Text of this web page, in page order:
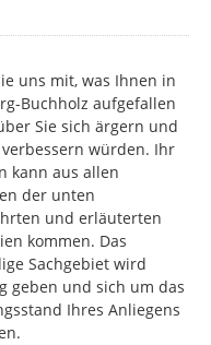
uns mit, was Ihnen in
Buchholz aufgefallen
Sie sich ärgern und
verbessern würden. Ihr
kann aus allen
der unten
und erläuterten
kommen. Das
Sachgebiet wird
geben und sich um das
Ihres Anliegens